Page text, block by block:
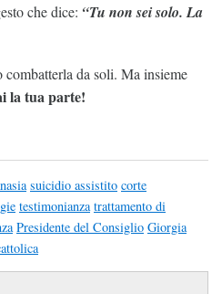
che dice: “Tu non sei solo. La
combatterla da soli. Ma insieme
la tua parte!
suicidio assistito corte
testimonianza trattamento di
Presidente del Consiglio Giorgia